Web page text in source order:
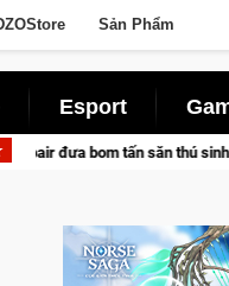
Sản Phẩm
Esport
săn thú sinh tồn lên di động với